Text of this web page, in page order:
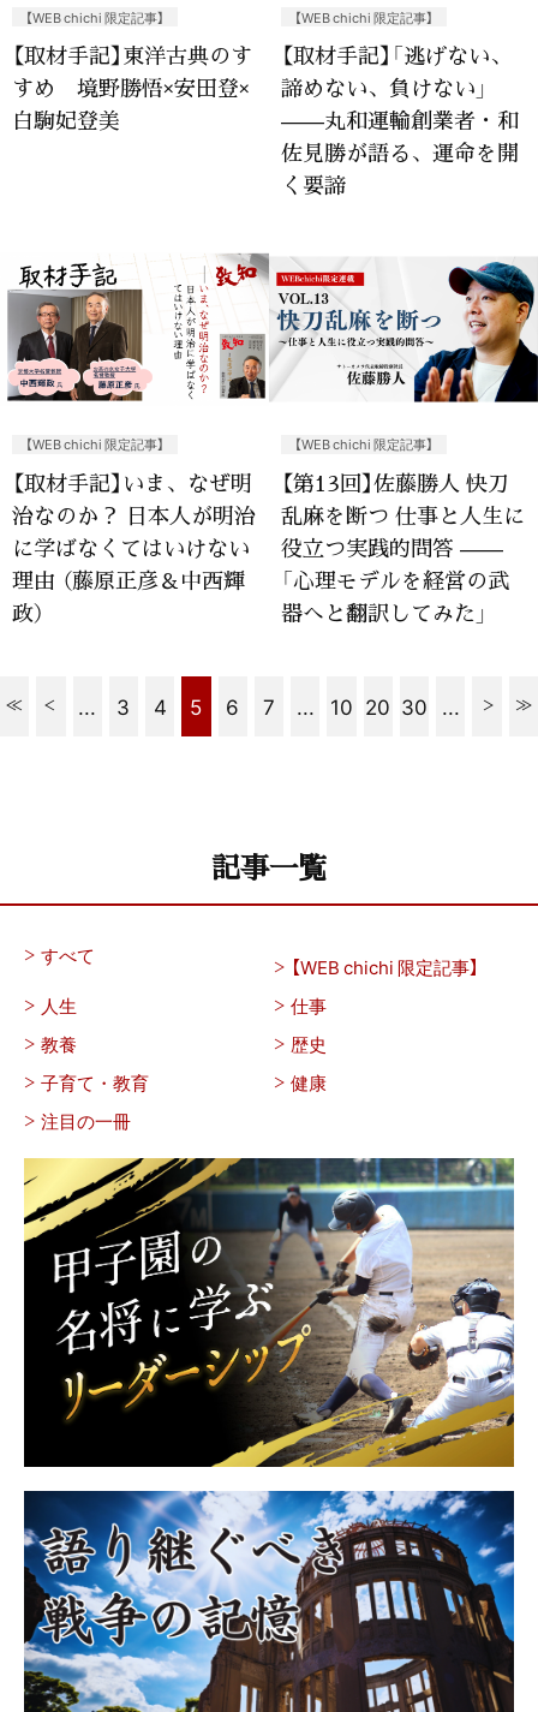
【WEB chichi 限定記事】
【取材手記】東洋古典のす
すめ 境野勝悟×安田登×
白駒妃登美
【WEB chichi 限定記事】
【取材手記】「逃げない、
諦めない、負けない」
——丸和運輸創業者・和
佐見勝が語る、運命を開
く要諦
【WEB chichi 限定記事】
【取材手記】いま、なぜ明
治なのか？ 日本人が明治
に学ばなくてはいけない
理由 （藤原正彦＆中西輝
政）
【WEB chichi 限定記事】
【第13回】佐藤勝人 快刀
乱麻を断つ 仕事と人生に
役立つ実践的問答 ——
「心理モデルを経営の武
器へと翻訳してみた」
... 3 4 5 6 7 ... 10 20 30 ...
記事一覧
すべて
【WEB chichi 限定記事】
人生
仕事
教養
歴史
子育て・教育
健康
注目の一冊